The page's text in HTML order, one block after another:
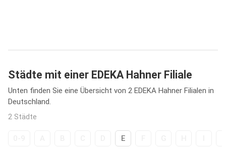
Städte mit einer EDEKA Hahner Filiale
Unten finden Sie eine Übersicht von 2 EDEKA Hahner Filialen in
Deutschland.
2 Städte
E